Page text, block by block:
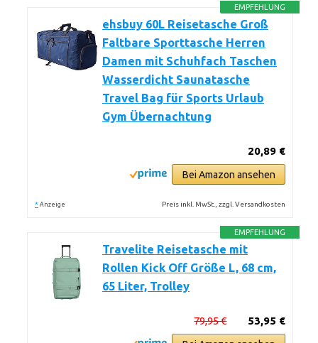
EMPFEHLUNG
ehsbuy 60L Reisetasche Groß
Faltbare Sporttasche Herren
Damen mit Schuhfach Taschen
Wasserdicht Saunatasche
Travel Bag für Sports Urlaub
Gym Übernachtung
20,89 €
Bei Amazon ansehen
* Anzeige Preis inkl. MwSt., zzgl. Versandkosten
EMPFEHLUNG
Travelite Reisetasche mit
Rollen Kick Off Größe L, 68 cm,
65 Liter, Trolley
53,95 €
79,95 €